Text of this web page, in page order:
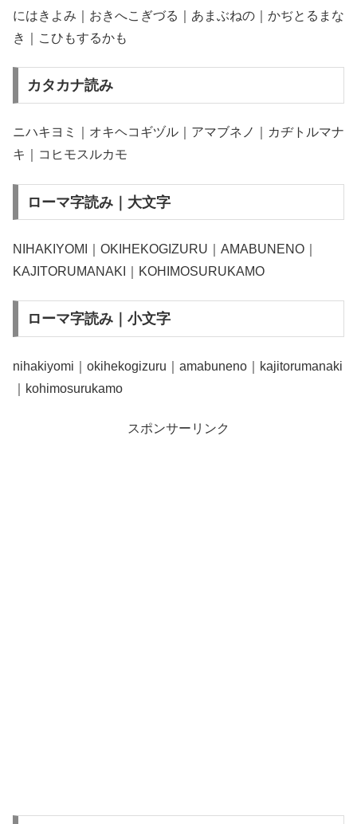
にはきよみ｜おきへこぎづる｜あまぶねの｜かぢとるまな
き｜こひもするかも
カタカナ読み
ニハキヨミ｜オキヘコギヅル｜アマブネノ｜カヂトルマナ
キ｜コヒモスルカモ
ローマ字読み｜大文字
NIHAKIYOMI｜OKIHEKOGIZURU｜AMABUNENO｜
KAJITORUMANAKI｜KOHIMOSURUKAMO
ローマ字読み｜小文字
nihakiyomi｜okihekogizuru｜amabuneno｜kajitorumanaki
｜kohimosurukamo
スポンサーリンク